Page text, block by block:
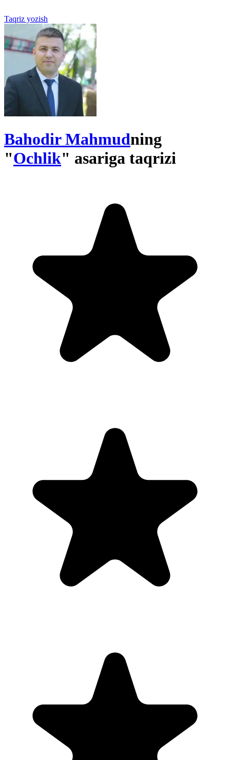
Taqriz yozish
Bahodir Mahmudning
"Ochlik" asariga taqrizi